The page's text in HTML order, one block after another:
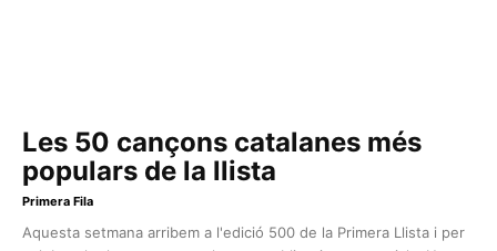
Les 50 cançons catalanes més
populars de la llista
Primera Fila
Aquesta setmana arribem a l'edició 500 de la Primera Llista i per